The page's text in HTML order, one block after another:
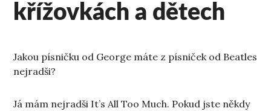
křížovkách a dětech
Jakou písničku od George máte z písniček od Beatles
nejradši?
Já mám nejradši It’s All Too Much. Pokud jste někdy